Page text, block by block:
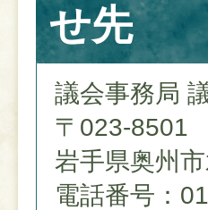
せ先
議会事務局
〒023-8501
岩手県奥州
電話番号：